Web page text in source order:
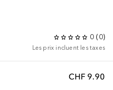
0 (0)
Les prix incluent les taxes
CHF 9.90